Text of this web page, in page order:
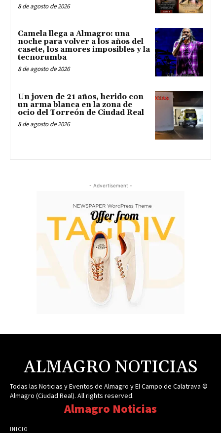
8 de agosto de 2026
Camela llega a Almagro: una
noche para volver a los años del
casete, los amores imposibles y la
tecnorumba
8 de agosto de 2026
Un joven de 21 años, herido con
un arma blanca en la zona de
ocio del Torreón de Ciudad Real
8 de agosto de 2026
- Advertisement -
ALMAGRO NOTICIAS
Todas las Noticias y Eventos de Almagro y El Campo de Calatrava ©
Almagro (Ciudad Real). All rights reserved.
Almagro Noticias
INICIO